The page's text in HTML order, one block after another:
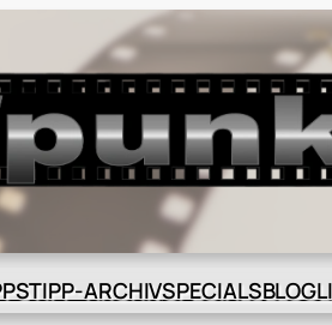
TIPP-ARCHIVSPECIALSBLOG